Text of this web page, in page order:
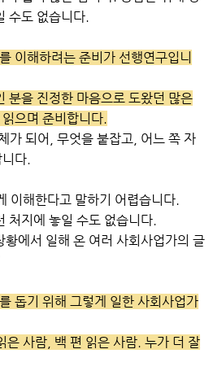
수도 없습니다.
이해하려는 준비가 선행연구입니
분을 진정한 마음으로 도왔던 많은
으며 준비합니다.
가 되어, 무엇을 붙잡고, 어느 쪽 자
다.
이해한다고 말하기 어렵습니다.
처지에 놓일 수도 없습니다.
황에서 일해 온 여러 사회사업가의 글
돕기 위해 그렇게 일한 사회사업가
은 사람, 백 편 읽은 사람. 누가 더 잘